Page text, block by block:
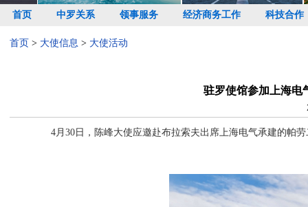
首页 中罗关系 领事服务 经济商务工作 科技合作
首页 > 大使信息 > 大使活动
驻罗使馆参加上海电
4月30日，陈峰大使应邀赴布拉索夫出席上海电气承建的帕劳